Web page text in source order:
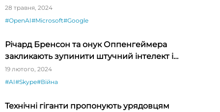
28 травня, 2024
#OpenAI#Microsoft#Google
Річард Бренсон та онук Оппенгеймера
закликають зупинити штучний інтелект і
кліматичну катастрофу
19 лютого, 2024
#AI#Skype#Війна
Технічні гіганти пропонують урядовцям